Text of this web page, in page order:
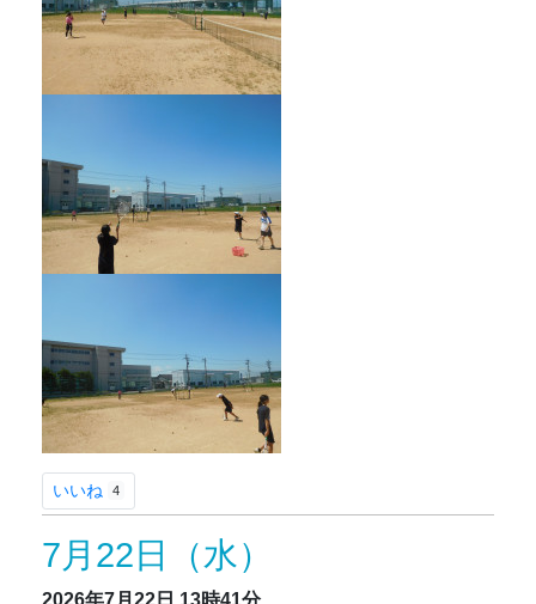
いいね 4
7月22日（水）
2026年7月22日 13時41分